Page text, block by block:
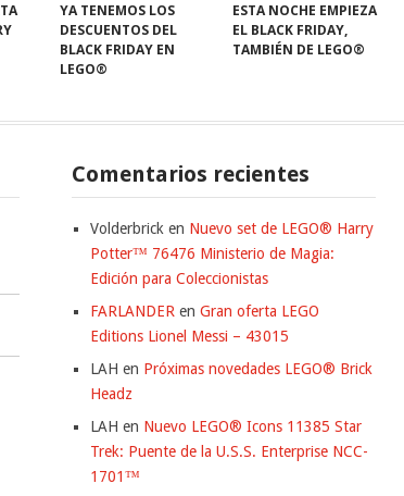
YA TENEMOS LOS
DESCUENTOS DEL
BLACK FRIDAY EN
LEGO®
ESTA NOCHE EMPIEZA
EL BLACK FRIDAY,
TAMBIÉN DE LEGO®
Comentarios recientes
Volderbrick en Nuevo set de LEGO® Harry
Potter™ 76476 Ministerio de Magia:
Edición para Coleccionistas
FARLANDER en Gran oferta LEGO
Editions Lionel Messi – 43015
LAH en Próximas novedades LEGO® Brick
Headz
LAH en Nuevo LEGO® Icons 11385 Star
Trek: Puente de la U.S.S. Enterprise NCC-
1701™